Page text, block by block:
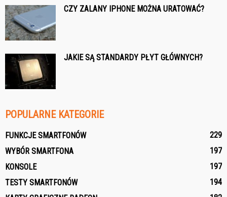
CZY ZALANY IPHONE MOŻNA URATOWAĆ?
JAKIE SĄ STANDARDY PŁYT GŁÓWNYCH?
POPULARNE KATEGORIE
FUNKCJE SMARTFONÓW
229
WYBÓR SMARTFONA
197
KONSOLE
197
TESTY SMARTFONÓW
194